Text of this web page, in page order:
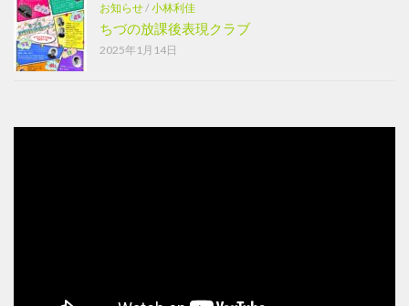
お知らせ/小林利佳
ちづの放課後表現クラブ
2025年1月14日